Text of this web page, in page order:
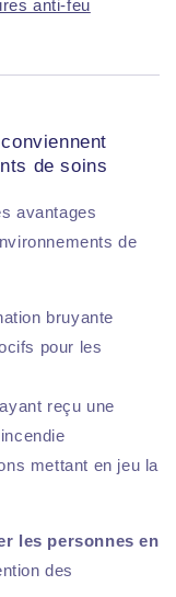
anti-feu
de soins
avantages
de
bruyante
pour les
reçu une
mettant en jeu la
les personnes en
des